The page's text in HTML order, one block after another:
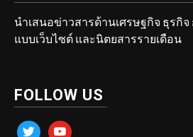
นำเสนอข่าวสารด้านเศรษฐกิจ ธุรกิ
แบบเว็บไซต์ และนิตยสารรายเดือน
FOLLOW US
twitter youtube